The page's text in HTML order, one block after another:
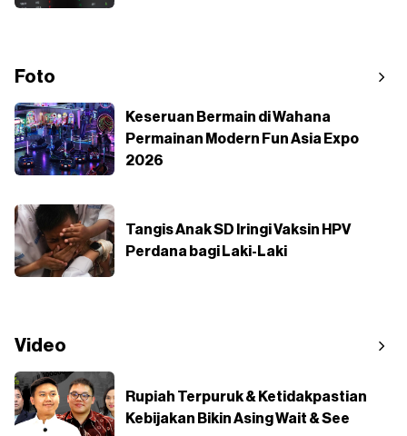
Foto
Keseruan Bermain di Wahana
Permainan Modern Fun Asia Expo
2026
Tangis Anak SD Iringi Vaksin HPV
Perdana bagi Laki-Laki
Video
Rupiah Terpuruk & Ketidakpastian
Kebijakan Bikin Asing Wait & See